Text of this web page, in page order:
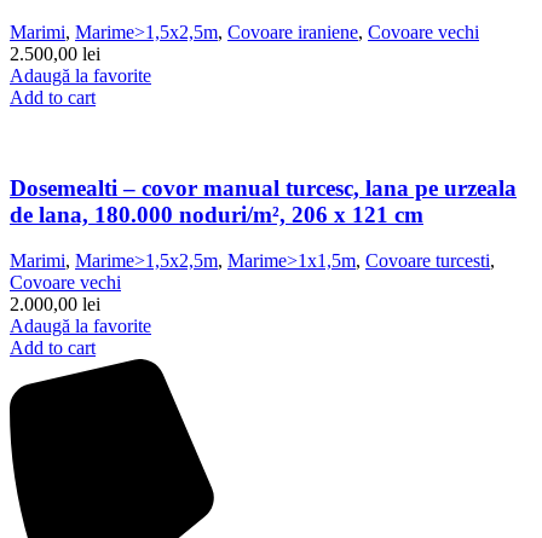
Marimi, Marime>1,5x2,5m, Covoare iraniene, Covoare vechi
2.500,00 lei
Adaugă la favorite
Add to cart
Dosemealti – covor manual turcesc, lana pe urzeala
de lana, 180.000 noduri/m², 206 x 121 cm
Marimi, Marime>1,5x2,5m, Marime>1x1,5m, Covoare turcesti,
Covoare vechi
2.000,00 lei
Adaugă la favorite
Add to cart